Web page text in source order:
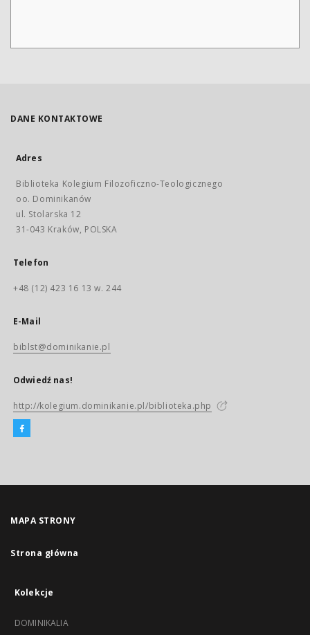
DANE KONTAKTOWE
Adres
Biblioteka Kolegium Filozoficzno-Teologicznego
oo. Dominikanów
ul. Stolarska 12
31-043 Kraków, POLSKA
Telefon
+48 (12) 423 16 13 w. 244
E-Mail
biblst@dominikanie.pl
Odwiedź nas!
http://kolegium.dominikanie.pl/biblioteka.php
MAPA STRONY
Strona główna
Kolekcje
DOMINIKALIA